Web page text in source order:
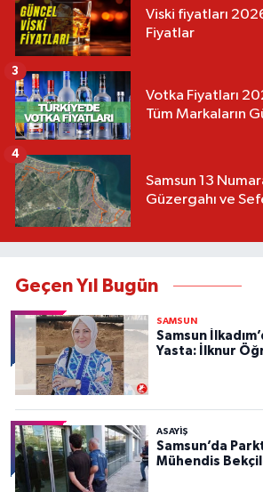
Viski fiyatları
Fiyatlar
Votka Fiyatları
Tüm Markaların
3
Samsun 13
Güzergahı ve
4
Geçen Yıl Bugün
SAMSUN
Samsun
Yasta: İlknur
ASAYIŞ
Samsun’da
Mühendis